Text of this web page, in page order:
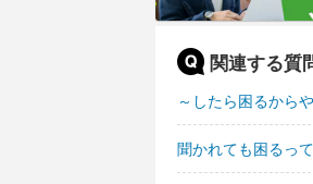
関連する質
～したら困るから
聞かれても困るっ